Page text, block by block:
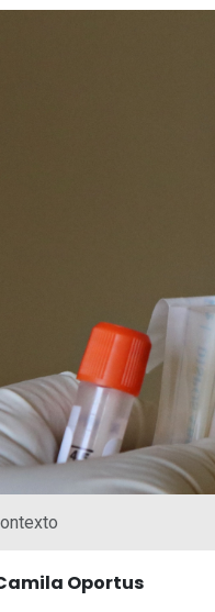
Oportus